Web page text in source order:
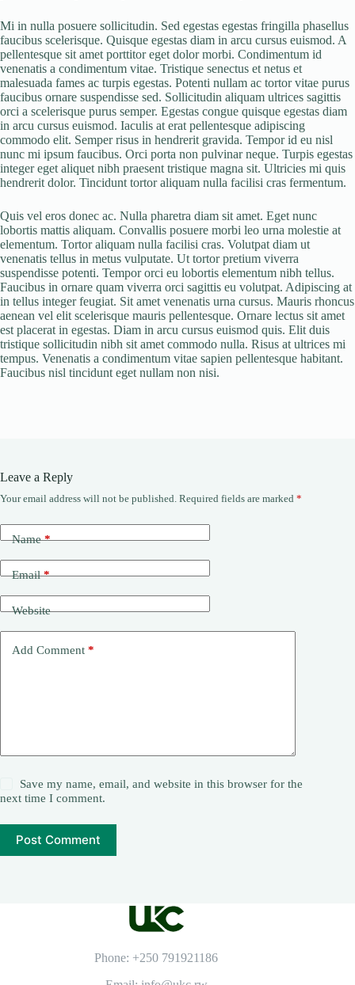
Mi in nulla posuere sollicitudin. Sed egestas egestas fringilla phasellus
faucibus scelerisque. Quisque egestas diam in arcu cursus euismod. A
pellentesque sit amet porttitor eget dolor morbi. Condimentum id
venenatis a condimentum vitae. Tristique senectus et netus et
malesuada fames ac turpis egestas. Potenti nullam ac tortor vitae purus
faucibus ornare suspendisse sed. Sollicitudin aliquam ultrices sagittis
orci a scelerisque purus semper. Egestas congue quisque egestas diam
in arcu cursus euismod. Iaculis at erat pellentesque adipiscing
commodo elit. Semper risus in hendrerit gravida. Tempor id eu nisl
nunc mi ipsum faucibus. Orci porta non pulvinar neque. Turpis egestas
integer eget aliquet nibh praesent tristique magna sit. Ultricies mi quis
hendrerit dolor. Tincidunt tortor aliquam nulla facilisi cras fermentum.
Quis vel eros donec ac. Nulla pharetra diam sit amet. Eget nunc
lobortis mattis aliquam. Convallis posuere morbi leo urna molestie at
elementum. Tortor aliquam nulla facilisi cras. Volutpat diam ut
venenatis tellus in metus vulputate. Ut tortor pretium viverra
suspendisse potenti. Tempor orci eu lobortis elementum nibh tellus.
Faucibus in ornare quam viverra orci sagittis eu volutpat. Adipiscing at
in tellus integer feugiat. Sit amet venenatis urna cursus. Mauris rhoncus
aenean vel elit scelerisque mauris pellentesque. Ornare lectus sit amet
est placerat in egestas. Diam in arcu cursus euismod quis. Elit duis
tristique sollicitudin nibh sit amet commodo nulla. Risus at ultrices mi
tempus. Venenatis a condimentum vitae sapien pellentesque habitant.
Faucibus nisl tincidunt eget nullam non nisi.
Leave a Reply
Your email address will not be published. Required fields are marked *
Name*
Email*
Website
Add Comment *
Save my name, email, and website in this browser for the
next time I comment.
Post Comment
Phone: +250 791921186